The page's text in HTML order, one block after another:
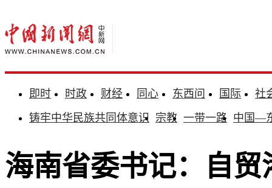
即时 时政 财经 同心 东西问 国际
社
铸牢中华民族共同体意识 宗教 一带一路 中国—
海南省委书记：自